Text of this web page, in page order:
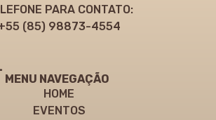
PARA CONTATO:
(85) 98873-4554
MENU NAVEGAÇÃO
HOME
EVENTOS